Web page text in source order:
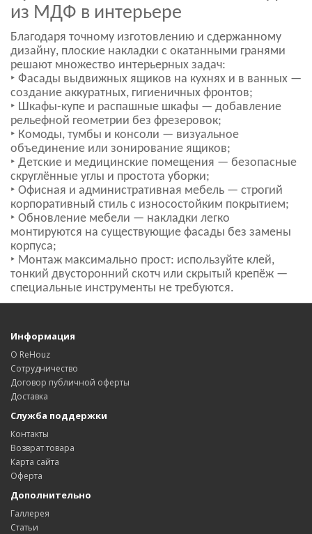
из МДФ в интерьере
Благодаря точному изготовлению и сдержанному
дизайну, плоские накладки с окатанными гранями
решают множество интерьерных задач:
‣ Фасады выдвижных ящиков на кухнях и в ванных —
создание аккуратных, гигиеничных фронтов;
‣ Шкафы-купе и распашные шкафы — добавление
рельефной геометрии без фрезеровок;
‣ Комоды, тумбы и консоли — визуальное
объединение или зонирование ящиков;
‣ Детские и медицинские помещения — безопасные
скруглённые углы и простота уборки;
‣ Офисная и административная мебель — строгий
корпоративный стиль с износостойким покрытием;
‣ Обновление мебели — накладки легко
монтируются на существующие фасады без замены
корпуса;
‣ Монтаж максимально прост: используйте клей,
тонкий двусторонний скотч или скрытый крепёж —
специальные инструменты не требуются.
Информация
О ReHouz
Сотрудничество
Договор публичной оферты
Доставка
Служба поддержки
Контакты
Возврат товара
Карта сайта
Оферта
Дополнительно
Галлерея
Статьи